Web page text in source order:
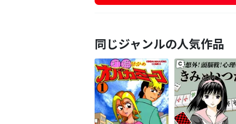
同じジャンルの人気作品